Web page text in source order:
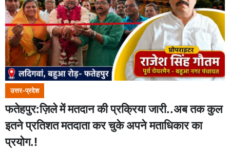
उत्तर-प्रदेश
फतेहपुर:ज़िले में मतदान की प्रक्रिया जारी..अब तक कुल
इतने प्रतिशत मतदाता कर चुके अपने मताधिकार का
प्रयोग.!